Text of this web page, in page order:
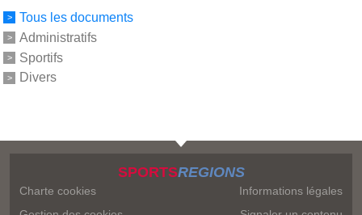
Tous les documents
Administratifs
Sportifs
Divers
SPORTSREGIONS
Charte cookies
Informations légales